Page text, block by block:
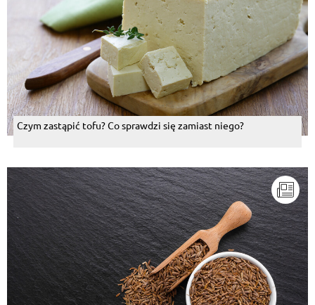
Czym zastąpić tofu? Co sprawdzi się zamiast niego?